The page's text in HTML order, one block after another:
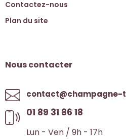
Contactez-nous
Plan du site
Nous contacter
contact@champagne-
01 89 31 86 18
Lun - Ven / 9h - 17h